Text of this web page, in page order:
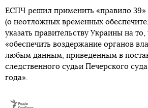
ЕСПЧ решил применить «правило 39»
(о неотложных временных
указать правительству Украины на
«обеспечить воздержание органов
любым данным, приведенным в
следственного судьи Печерского суда
года».